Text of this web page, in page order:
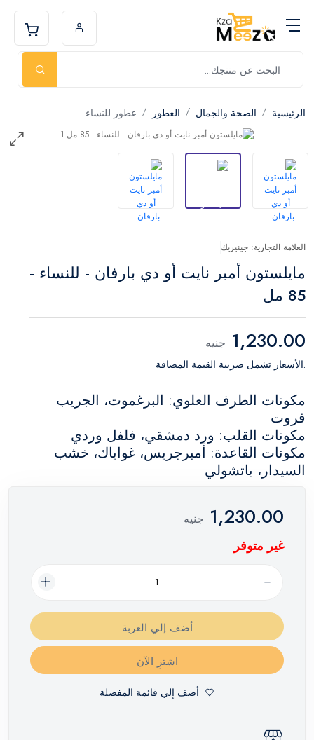
الرئيسية الصحة والجمال العطور عطور للنساء
العلامة التجارية: جينيريك
مايلستون أمبر نايت أو دي بارفان - للنساء -
85 مل
1,230.00 جنيه
.الأسعار تشمل ضريبة القيمة المضافة
مكونات الطرف العلوي: البرغموت، الجريب
فروت
مكونات القلب: ورد دمشقي، فلفل وردي
مكونات القاعدة: أمبرجريس، غواياك، خشب
السيدار، باتشولي
1,230.00 جنيه
غير متوفر
أضف إلي العربة
اشترِ الآن
أضف إلي قائمة المفضلة